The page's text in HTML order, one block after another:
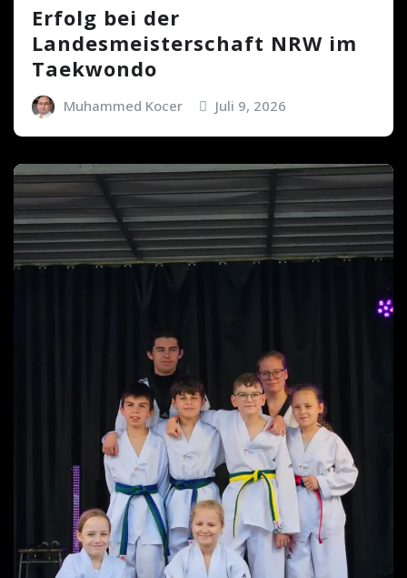
Erfolg bei der
Landesmeisterschaft NRW im
Taekwondo
Muhammed Kocer Juli 9, 2026